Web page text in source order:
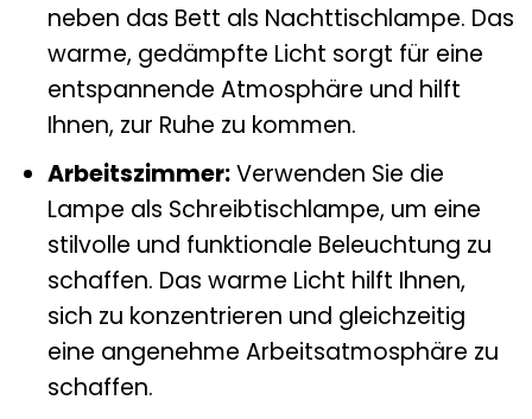
neben das Bett als Nachttischlampe. Das
warme, gedämpfte Licht sorgt für eine
entspannende Atmosphäre und hilft
Ihnen, zur Ruhe zu kommen.
Arbeitszimmer:Verwenden Sie die
Lampe als Schreibtischlampe, um eine
stilvolle und funktionale Beleuchtung zu
schaffen. Das warme Licht hilft Ihnen,
sich zu konzentrieren und gleichzeitig
eine angenehme Arbeitsatmosphäre zu
schaffen.